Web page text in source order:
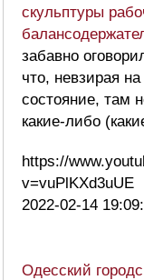
скульптуры
забавно
что, невзирая
состояние, там
какие-либо
https://
v=vuPlKXd3uUE
2022-02-14
Одесский